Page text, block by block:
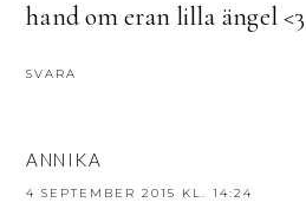
hand om eran lilla ängel
SVARA
ANNIKA
4 SEPTEMBER 2015 KL. 14:24